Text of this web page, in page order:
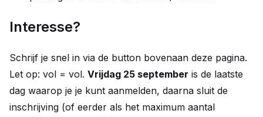
Interesse?
Schrijf je snel in via de button bovenaan deze pagina.
Let op: vol = vol. Vrijdag 25 september is de laatste
dag waarop je je kunt aanmelden, daarna sluit de
inschrijving (of eerder als het maximum aantal